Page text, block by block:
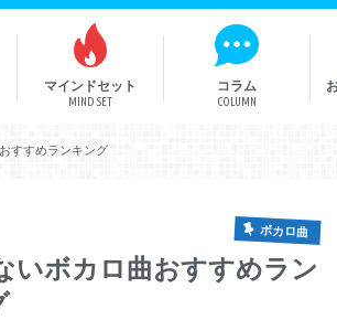
マインドセット
MIND SET
コラム
COLUMN
すすめランキング
ボカロ曲
いボカロ曲おすすめラン